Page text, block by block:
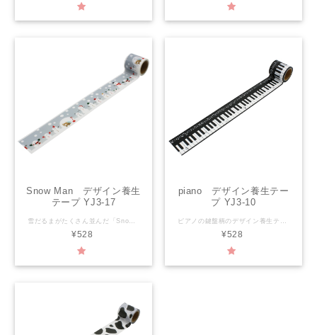
Snow Man デザイン養生
テープ YJ3-17
雪だるまがたくさん並んだ「Snow Man」。 こんなにかわいい雪だるまと一緒なら、寒さも気にならないかもしれません♪ 【YOJO TAPEとは】 「かわいい」と「実用性」を兼ね備えたデザイン養生テープ。プラスチックに貼るとはがせて、紙に貼るとしっかりくっつく、水に強いテープです。 ラッピング・文房具・梱包・デコレーションと、色々使えます。 サイズ：幅45mm×長さ3ｍ 材 質：PEクロス 粘着剤：アクリル系 生産国：日本
¥528
piano デザイン養生テー
プ YJ3-10
ピアノの鍵盤柄のデザイン養生テープ。 自己主張は割と強めなのに、どこに貼ってもなじみます。 【YOJO TAPEとは】 「かわいい」と「実用性」を兼ね備えたデザイン養生テープ。プラスチックに貼るとはがせて、紙に貼るとしっかりくっつく、水に強いテープです。 ラッピング・文房具・梱包・デコレーションと、色々使えます。 サイズ：幅45mm×長さ3ｍ 材 質：PEクロス 粘着剤：アクリル系 生産国：日本
¥528